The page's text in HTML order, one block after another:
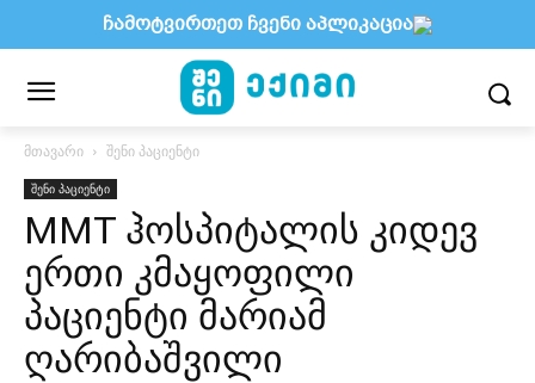
მთავარი შენი პაციენტი
შენი პაციენტი
MMT ჰოსპიტალის კიდევ
ერთი კმაყოფილი
პაციენტი მარიამ
ღარიბაშვილი
ჩამოტვირთეთ ჩვენი აპლიკაცია